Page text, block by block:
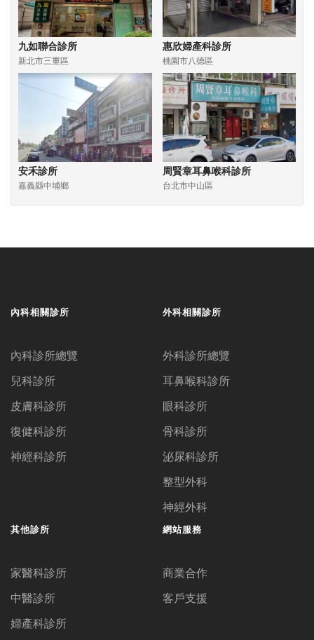
九如聯合診所
新北市三重區
惠欣婦產科診所
桃園市八德區
安禾診所
嘉義縣中埔鄉
周賢章耳鼻喉科診所
台北市中山區
內科相關診所
內科診所總覽
兒科診所
皮膚科診所
復健科診所
神經科診所
外科相關診所
外科診所總覽
耳鼻喉科診所
眼科診所
骨科診所
泌尿科診所
整型外科
神經外科
其他診所
家醫科診所
中醫診所
婦產科診所
網站服務
商業合作
客戶支援